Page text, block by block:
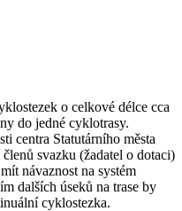
o celkové délce cca
do jedné cyklotrasy.
centra Statutárního města
svazku (žadatel o dotaci)
návaznost na systém
dalších úseků na trase by
cyklostezka.